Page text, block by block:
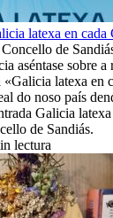
latexa en cada
de
aséntase sobre a
latexa en
do noso país
Galicia
de Sandiás.
lectura